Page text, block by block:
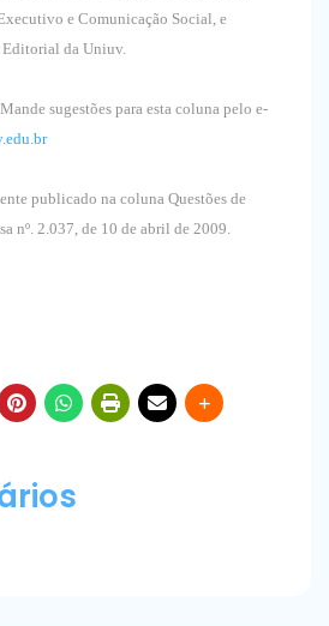
e Comunicação Social, e
da Uniuv.
sugestões para esta coluna pelo e-
publicado na coluna Questões de
nº. 2.037, de 10 de abril de 2009.